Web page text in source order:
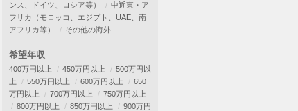
ンス、ドイツ、ロシア等）
中近東・ア
フリカ（モロッコ、エジプト、UAE、南
アフリカ等）
その他の海外
希望年収
400万円以上 450万円以上
500万円以
上
550万円以上 600万円以上
650
万円以上
700万円以上
750万円以上
800万円以上
850万円以上
900万円